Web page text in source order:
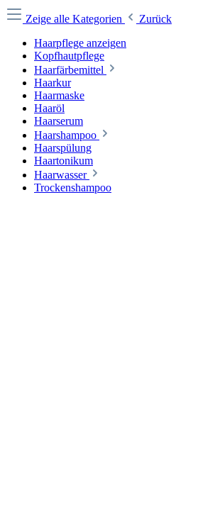
Zeige alle Kategorien
Zurück
Haarpflege anzeigen
Kopfhautpflege
Haarfärbemittel
Haarkur
Haarmaske
Haaröl
Haarserum
Haarshampoo
Haarspülung
Haartonikum
Haarwasser
Trockenshampoo